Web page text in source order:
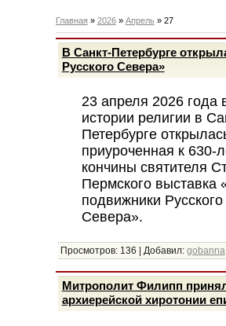
Главная » 2026 » Апрель » 27
В Санкт-Петербурге
Русского Севера»
23 апреля 2026 года
истории религии в
Петербурге
приуроченная к 630-
кончины святителя
Пермского выставка
подвижники Русского
Севера».
Просмотров: 136 Добавил: gobanna
Митрополит Филипп
архиерейской хиротонии